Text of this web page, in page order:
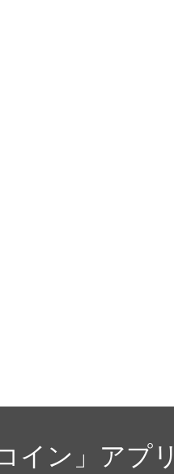
イン」アプ